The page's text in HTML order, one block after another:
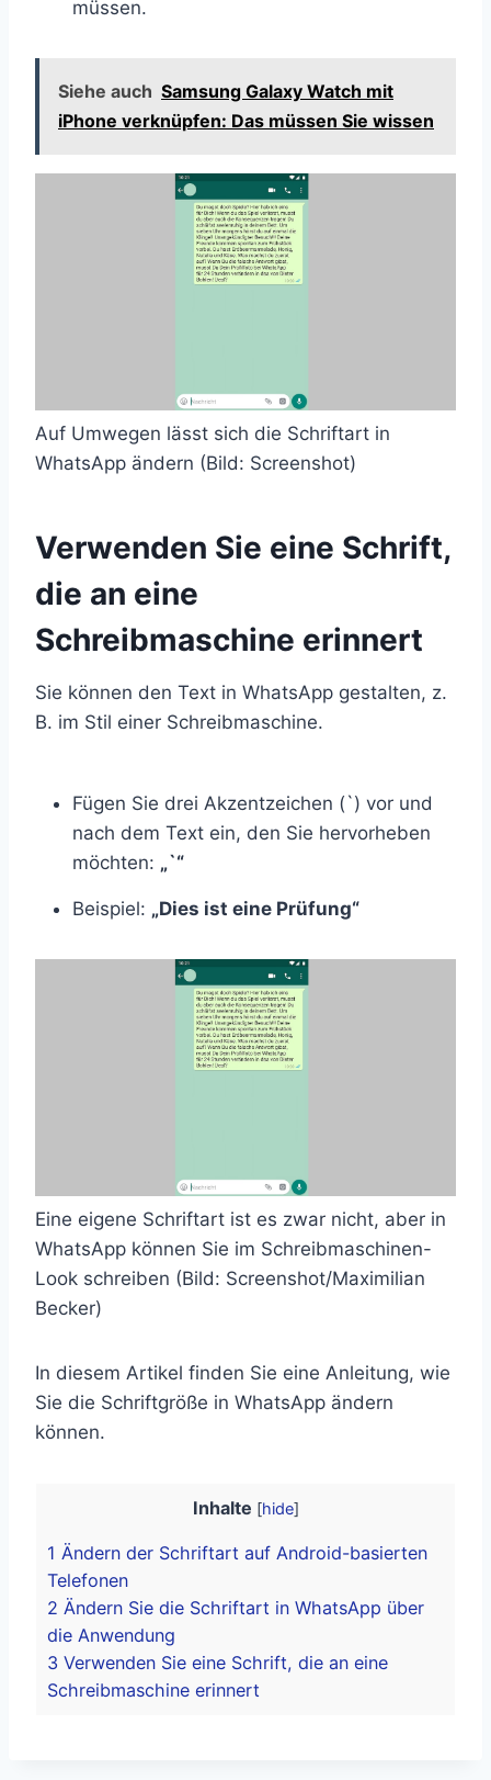
müssen.
Siehe auch Samsung Galaxy Watch mit
iPhone verknüpfen: Das müssen Sie wissen
Auf Umwegen lässt sich die Schriftart in
WhatsApp ändern (Bild: Screenshot)
Verwenden Sie eine Schrift,
die an eine
Schreibmaschine erinnert
Sie können den Text in WhatsApp gestalten, z.
B. im Stil einer Schreibmaschine.
Fügen Sie drei Akzentzeichen (`) vor und
nach dem Text ein, den Sie hervorheben
möchten: „`“
Beispiel: „Dies ist eine Prüfung“
Eine eigene Schriftart ist es zwar nicht, aber in
WhatsApp können Sie im Schreibmaschinen-
Look schreiben (Bild: Screenshot/Maximilian
Becker)
In diesem Artikel finden Sie eine Anleitung, wie
Sie die Schriftgröße in WhatsApp ändern
können.
Inhalte [hide]
1 Ändern der Schriftart auf Android-basierten
Telefonen
2 Ändern Sie die Schriftart in WhatsApp über
die Anwendung
3 Verwenden Sie eine Schrift, die an eine
Schreibmaschine erinnert